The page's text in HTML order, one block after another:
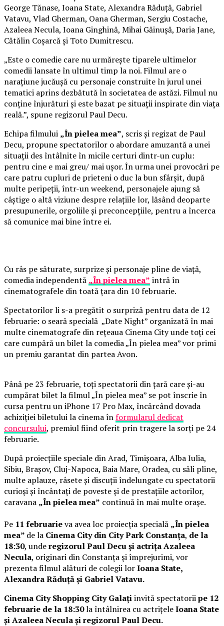
George Tănase, Ioana State, Alexandra Răduță, Gabriel
Vatavu, Vlad Gherman, Oana Gherman, Sergiu Costache,
Azaleea Necula, Ioana Ginghină, Mihai Găinușă, Daria Jane,
Cătălin Coșarcă și Toto Dumitrescu.
„Este o comedie care nu urmărește tiparele ultimelor
comedii lansate în ultimul timp la noi. Filmul are o
narațiune jucăușă cu personaje construite în jurul unei
tematici aprins dezbătută în societatea de astăzi. Filmul nu
conține înjurături și este bazat pe situații inspirate din viața
reală.”, spune regizorul Paul Decu.
Echipa filmului „În pielea mea”, scris și regizat de Paul
Decu, propune spectatorilor o abordare amuzantă a unei
situații des întâlnite în micile certuri dintr-un cuplu:
pentru cine e mai greu/ mai ușor. În urma unei provocări pe
care patru cupluri de prieteni o duc la bun sfârșit, după
multe peripeții, într-un weekend, personajele ajung să
câștige o altă viziune despre relațiile lor, lăsând deoparte
presupunerile, orgoliile și preconcepțiile, pentru a încerca
să comunice mai bine între ei.
Cu râs pe săturate, surprize și personaje pline de viață,
comedia independentă „În pielea mea” intră în
cinematografele din toată țara din 10 februarie.
Spectatorilor li s-a pregătit o surpriză pentru data de 12
februarie: o seară specială „Date Night” organizată în mai
multe cinematografe din rețeaua Cinema City unde toți cei
care cumpără un bilet la comedia „În pielea mea” vor primi
un premiu garantat din partea Avon.
Până pe 23 februarie, toți spectatorii din țară care și-au
cumpărat bilet la filmul „În pielea mea” se pot înscrie în
cursa pentru un iPhone 17 Pro Max, încărcând dovada
achiziției biletului la cinema înformularul dedicat
concursului, premiul fiind oferit prin tragere la sorți pe 24
februarie.
După proiecțiile speciale din Arad, Timișoara, Alba Iulia,
Sibiu, Brașov, Cluj-Napoca, Baia Mare, Oradea, cu săli pline,
multe aplauze, râsete și discuții îndelungate cu spectatorii
curioși și încântați de poveste și de prestațiile actorilor,
caravana „În pielea mea” continuă în mai multe orașe.
Pe 11 februarieva avea loc proiecția specială „În pielea
mea” de la Cinema City din City Park Constanța, de la
18:30, underegizorul Paul Decu și actrița Azaleea
Necula, originari din Constanța și împrejurimi, vor
prezenta filmul alături de colegii lorIoana State,
Alexandra Răduță și Gabriel Vatavu.
Cinema City Shopping City Galațiinvită spectatoriipe 12
februarie de la 18:30la întâlnirea cu actrițeleIoana State
și Azaleea Necula și regizorul Paul Decu.